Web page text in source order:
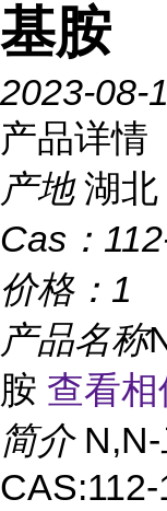
基胺
2023-08-
产品详情
产地 湖北
Cas：
价格： 1
产品名称
胺 查看
简介